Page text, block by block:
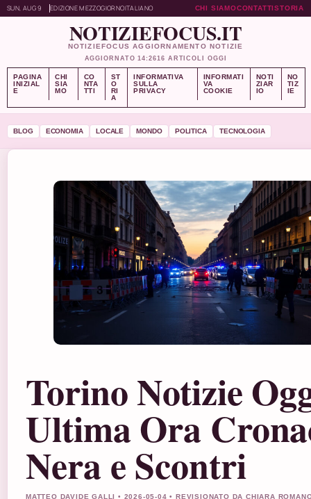
SUN, AUG 9 EDIZIONE MEZZOGIORNOITALIANO CHI SIAMOCONTATTISTORIA
NOTIZIEFOCUS.IT
NOTIZIEFOCUS AGGIORNAMENTO NOTIZIE
AGGIORNATO 14:2616 ARTICOLI OGGI
PAGINA
INIZIAL
E
CHI
SIA
MO
CO
NTA
TTI
ST
O
RI
A
INFORMATIVA
SULLA
PRIVACY
INFORMATI
VA
COOKIE
NOTI
ZIAR
IO
NO
TIZ
IE
BLOG ECONOMIA LOCALE MONDO POLITICA TECNOLOGIA
Torino Notizie
Ultima Ora
Nera e Scontri
MATTEO DAVIDE GALLI • 2026-05-04 • REVISIONATO DA CHIARA